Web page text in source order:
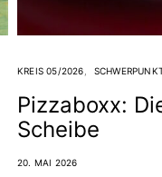
KREIS 05/2026
Pizzaboxx:
Scheibe
20. MAI 2026